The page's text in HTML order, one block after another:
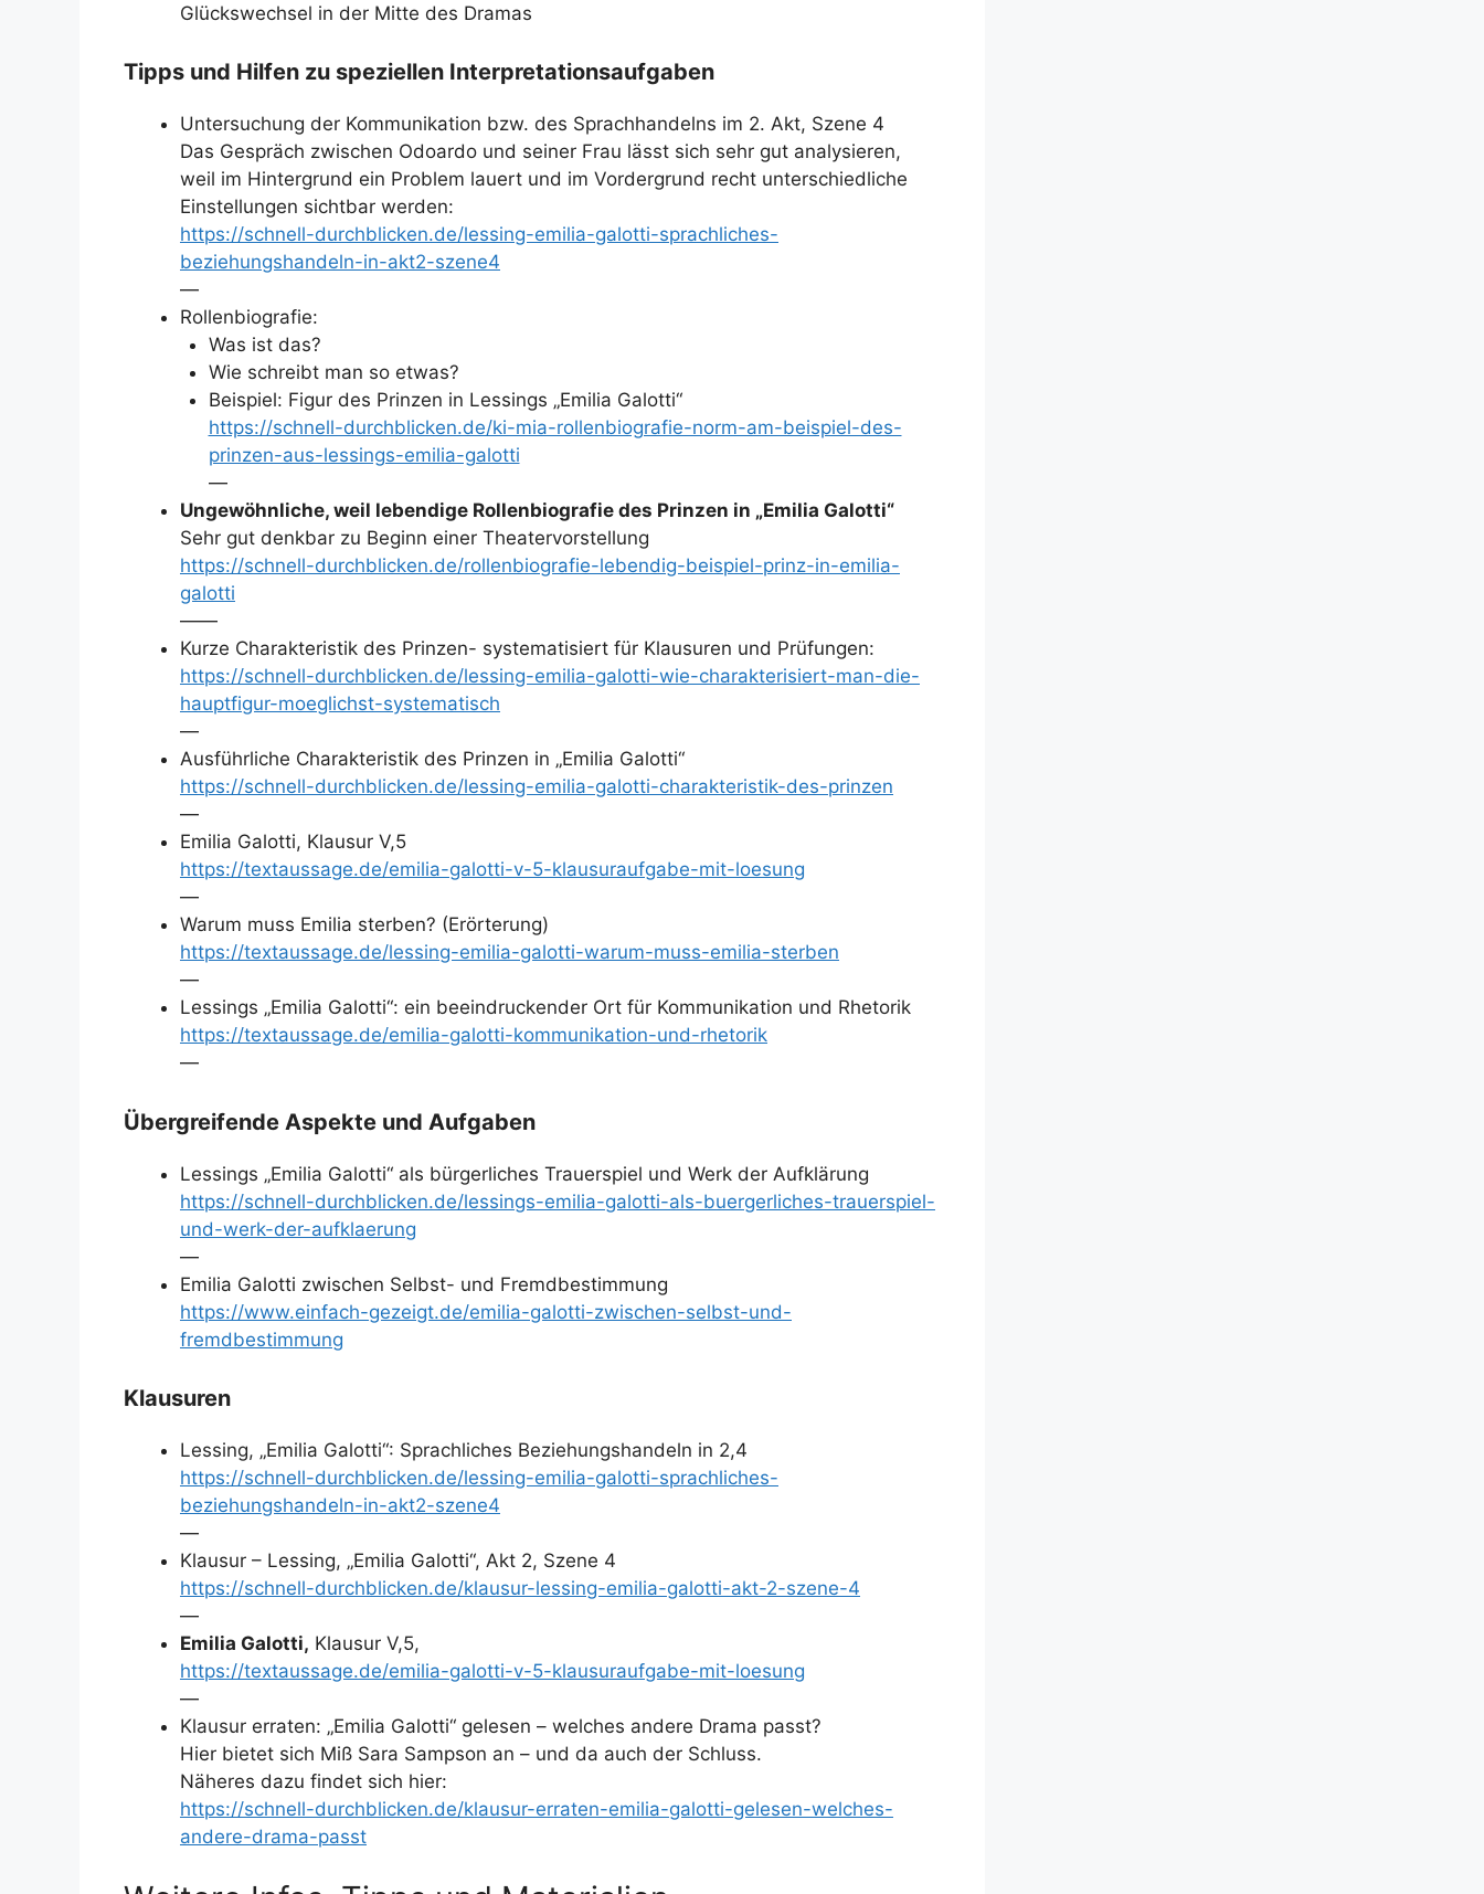
Glückswechsel in der Mitte des Dramas
Tipps und Hilfen zu speziellen Interpretationsaufgaben
Untersuchung der Kommunikation bzw. des Sprachhandelns im 2. Akt, Szene 4
Das Gespräch zwischen Odoardo und seiner Frau lässt sich sehr gut analysieren,
weil im Hintergrund ein Problem lauert und im Vordergrund recht unterschiedliche
Einstellungen sichtbar werden:
https://schnell-durchblicken.de/lessing-emilia-galotti-sprachliches-
beziehungshandeln-in-akt2-szene4
—
Rollenbiografie:
Was ist das?
Wie schreibt man so etwas?
Beispiel: Figur des Prinzen in Lessings „Emilia Galotti“
https://schnell-durchblicken.de/ki-mia-rollenbiografie-norm-am-beispiel-des-
prinzen-aus-lessings-emilia-galotti
—
Ungewöhnliche, weil lebendige Rollenbiografie des Prinzen in „Emilia Galotti“
Sehr gut denkbar zu Beginn einer Theatervorstellung
https://schnell-durchblicken.de/rollenbiografie-lebendig-beispiel-prinz-in-emilia-
galotti
——
Kurze Charakteristik des Prinzen- systematisiert für Klausuren und Prüfungen:
https://schnell-durchblicken.de/lessing-emilia-galotti-wie-charakterisiert-man-die-
hauptfigur-moeglichst-systematisch
—
Ausführliche Charakteristik des Prinzen in „Emilia Galotti“
https://schnell-durchblicken.de/lessing-emilia-galotti-charakteristik-des-prinzen
—
Emilia Galotti, Klausur V,5
https://textaussage.de/emilia-galotti-v-5-klausuraufgabe-mit-loesung
—
Warum muss Emilia sterben? (Erörterung)
https://textaussage.de/lessing-emilia-galotti-warum-muss-emilia-sterben
—
Lessings „Emilia Galotti“: ein beeindruckender Ort für Kommunikation und Rhetorik
https://textaussage.de/emilia-galotti-kommunikation-und-rhetorik
—
Übergreifende Aspekte und Aufgaben
Lessings „Emilia Galotti“ als bürgerliches Trauerspiel und Werk der Aufklärung
https://schnell-durchblicken.de/lessings-emilia-galotti-als-buergerliches-trauerspiel-
und-werk-der-aufklaerung
—
Emilia Galotti zwischen Selbst- und Fremdbestimmung
https://www.einfach-gezeigt.de/emilia-galotti-zwischen-selbst-und-
fremdbestimmung
Klausuren
Lessing, „Emilia Galotti“: Sprachliches Beziehungshandeln in 2,4
https://schnell-durchblicken.de/lessing-emilia-galotti-sprachliches-
beziehungshandeln-in-akt2-szene4
—
Klausur – Lessing, „Emilia Galotti“, Akt 2, Szene 4
https://schnell-durchblicken.de/klausur-lessing-emilia-galotti-akt-2-szene-4
—
Emilia Galotti, Klausur V,5,
https://textaussage.de/emilia-galotti-v-5-klausuraufgabe-mit-loesung
—
Klausur erraten: „Emilia Galotti“ gelesen – welches andere Drama passt?
Hier bietet sich Miß Sara Sampson an – und da auch der Schluss.
Näheres dazu findet sich hier:
https://schnell-durchblicken.de/klausur-erraten-emilia-galotti-gelesen-welches-
andere-drama-passt